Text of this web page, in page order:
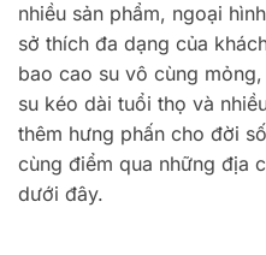
nhiều sản phẩm, ngoại
sở thích đa dạng của
bao cao su vô cùng
su kéo dài tuổi thọ và
thêm hưng phấn cho đời
cùng điểm qua những địa
dưới đây.